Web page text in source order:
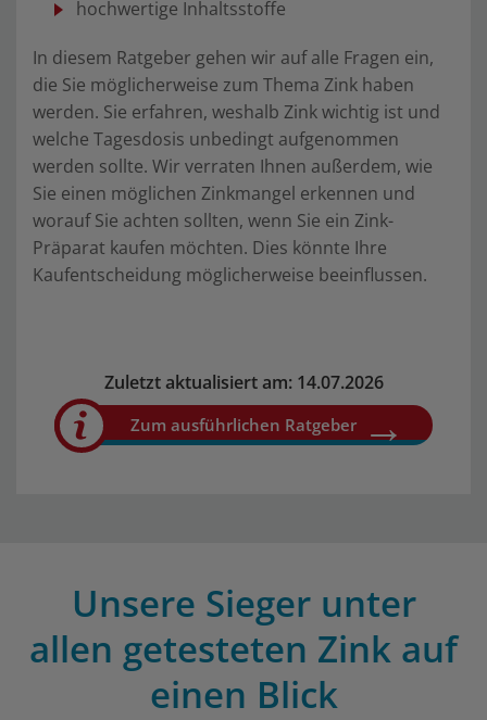
hochwertige Inhaltsstoffe
In diesem Ratgeber gehen wir auf alle Fragen ein,
die Sie möglicherweise zum Thema Zink haben
werden. Sie erfahren, weshalb Zink wichtig ist und
welche Tagesdosis unbedingt aufgenommen
werden sollte. Wir verraten Ihnen außerdem, wie
Sie einen möglichen Zinkmangel erkennen und
worauf Sie achten sollten, wenn Sie ein Zink-
Präparat kaufen möchten. Dies könnte Ihre
Kaufentscheidung möglicherweise beeinflussen.
Zuletzt aktualisiert am: 14.07.2026
Zum ausführlichen Ratgeber
Unsere Sieger unter
allen getesteten Zink auf
einen Blick